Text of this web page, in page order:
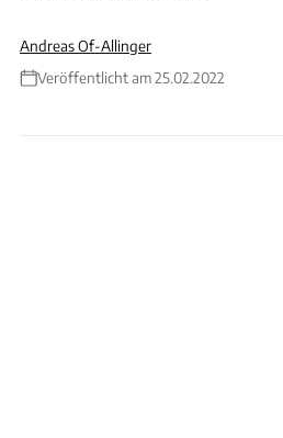
Andreas Of-Allinger
Veröffentlicht am 25.02.2022